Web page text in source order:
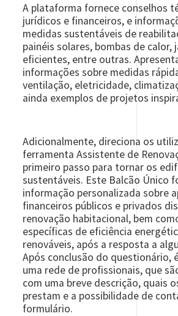
A plataforma fornece conselhos
jurídicos e financeiros, e
medidas sustentáveis de
painéis solares, bombas de calor,
eficientes, entre outras.
informações sobre medidas
ventilação, eletricidade,
ainda exemplos de projetos
Adicionalmente, direciona os
ferramenta Assistente de
primeiro passo para tornar os
sustentáveis. Este Balcão Único
informação personalizada sobre
financeiros públicos e privados
renovação habitacional, bem
específicas de eficiência
renováveis, após a resposta a
Após conclusão do questionário,
uma rede de profissionais, que
com uma breve descrição, quais
prestam e a possibilidade de
formulário.